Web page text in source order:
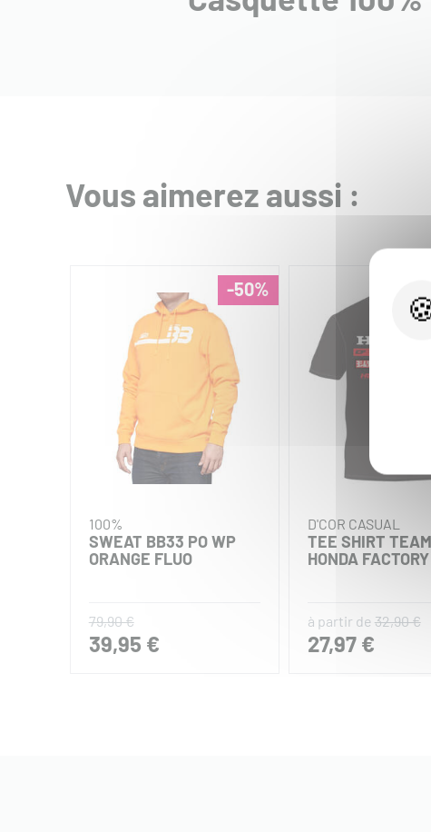
Vous aimerez aussi :
-50%
100%
SWEAT BB33 PO WP
ORANGE FLUO
79,90 €
39,95 €
D'COR CASUAL
TEE SHIRT TEAM
HONDA
à partir de 32,90 €
27,97 €